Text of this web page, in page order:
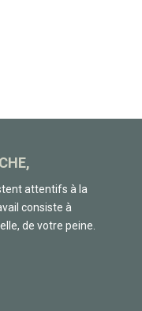
attentifs à la
consiste à
de votre peine.